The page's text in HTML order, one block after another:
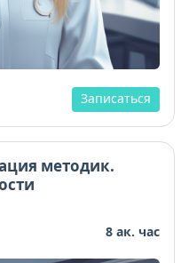
Записаться
методик.
8 ак. час